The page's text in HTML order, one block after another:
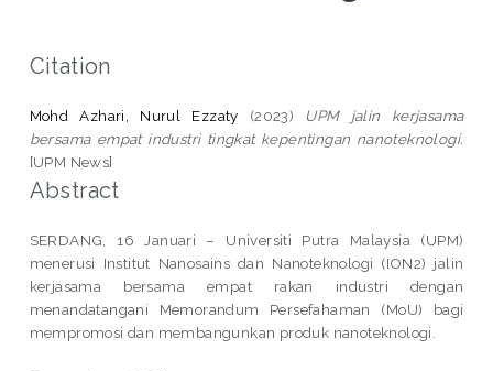
Citation
Mohd Azhari, Nurul Ezzaty (2023)
UPM jalin kerjasama
bersama empat industri tingkat kepentingan nanoteknologi.
[UPM News]
Abstract
SERDANG, 16 Januari – Universiti Putra Malaysia (UPM)
menerusi Institut Nanosains dan Nanoteknologi (ION2) jalin
kerjasama bersama empat rakan industri dengan
menandatangani Memorandum Persefahaman (MoU) bagi
mempromosi dan membangunkan produk nanoteknologi.